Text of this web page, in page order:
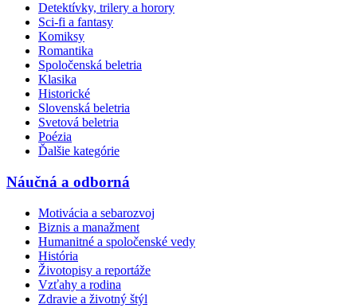
Detektívky, trilery a horory
Sci-fi a fantasy
Komiksy
Romantika
Spoločenská beletria
Klasika
Historické
Slovenská beletria
Svetová beletria
Poézia
Ďalšie kategórie
Náučná a odborná
Motivácia a sebarozvoj
Biznis a manažment
Humanitné a spoločenské vedy
História
Životopisy a reportáže
Vzťahy a rodina
Zdravie a životný štýl